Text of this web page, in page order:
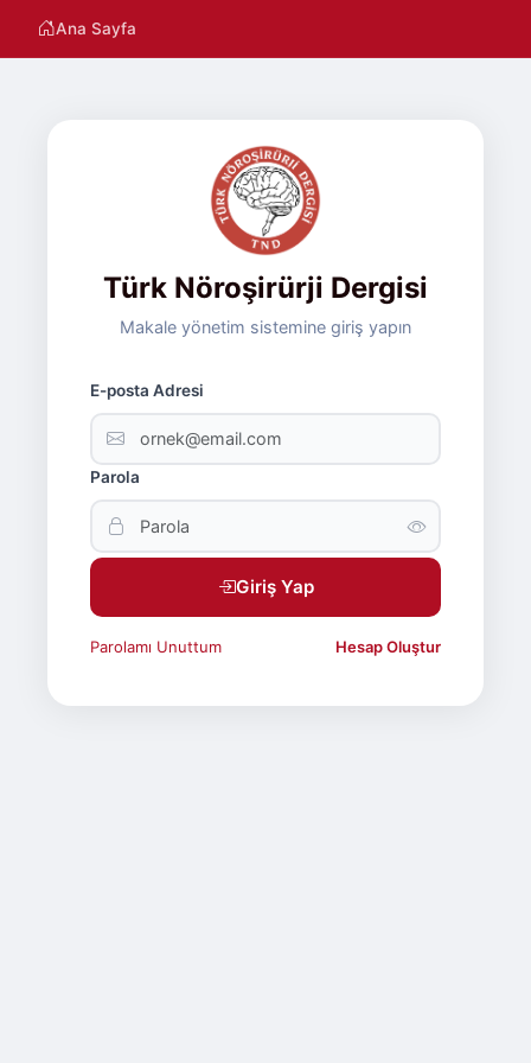
Ana Sayfa
Türk Nöroşirürji Dergisi
Makale yönetim sistemine giriş yapın
E-posta Adresi
Parola
Giriş Yap
Parolamı Unuttum Hesap Oluştur